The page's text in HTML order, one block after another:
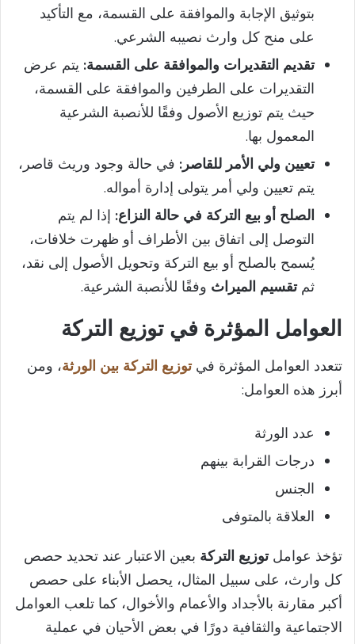
بتوثيق الإجابة والموافقة على القسمة، مع التأكيد
على منح كل وارث نصيبه الشرعي.
تقديم التقديرات والموافقة على القسمة: يتم عرض
التقديرات على الطرفين والموافقة على القسمة،
حيث يتم توزيع الأصول وفقًا للأنصبة الشرعية
المعمول بها.
تعيين ولي الأمر للقاصر: في حالة وجود وريث قاصر،
يتم تعيين ولي أمر يتولى إدارة أمواله.
الصلح أو بيع التركة في حالة النزاع: إذا لم يتم
التوصل إلى اتفاق بين الأطراف أو ظهرت خلافات،
يُسمح بالصلح أو بيع التركة وتحويل الأصول إلى نقد،
ثمتقسيم الميراث وفقًا للأنصبة الشرعية.
العوامل المؤثرة في توزيع التركة
تتعدد العوامل المؤثرة فيتوزيع التركة بين الورثة، ومن
أبرز هذه العوامل:
عدد الورثة
درجات القرابة بينهم
الجنس
العلاقة بالمتوفى
تؤخذ عواملتوزيع التركة بعين الاعتبار عند تحديد حصص
كل وارث، على سبيل المثال، يحصل الأبناء على حصص
أكبر مقارنة بالأجداد والأعمام والأخوال، كما تلعب العوامل
الاجتماعية والثقافية دورًا في بعض الأحيان في عملية